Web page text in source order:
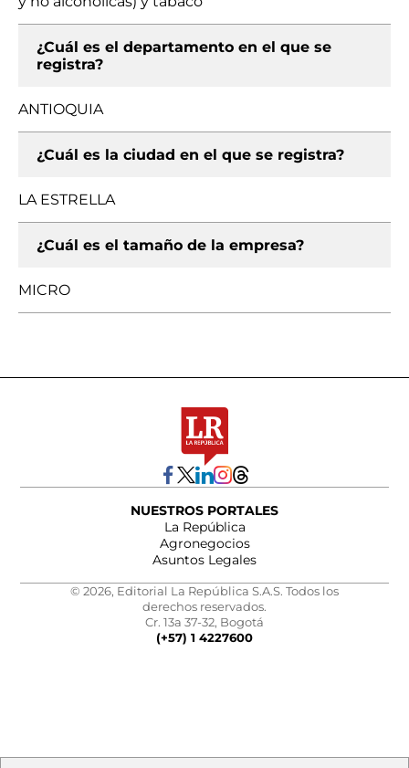
¿Cuál es el departamento en el que se
registra?
ANTIOQUIA
¿Cuál es la ciudad en el que se registra?
LA ESTRELLA
¿Cuál es el tamaño de la empresa?
MICRO
NUESTROS PORTALES
La República
Agronegocios
Asuntos Legales
© 2026, Editorial La República S.A.S. Todos los
derechos reservados.
Cr. 13a 37-32, Bogotá
(+57) 1 4227600